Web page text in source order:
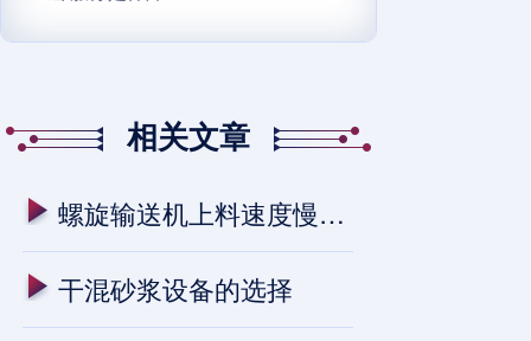
相关文章
螺旋输送机上料速度慢的原因
干混砂浆设备的选择